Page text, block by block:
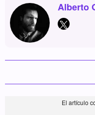
Alberto